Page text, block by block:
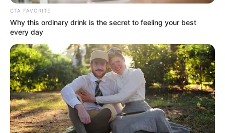
CTA FAVORITE
Why this ordinary drink is the secret to feeling your best
every day